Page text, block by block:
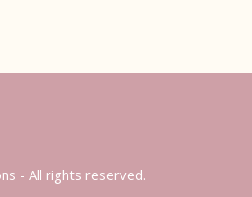
- All rights reserved.